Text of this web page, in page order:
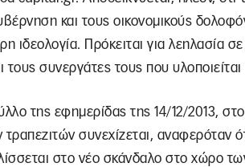
και τους οικονομικούς
ιδεολογία. Πρόκειται για λεηλασία
τους συνεργάτες τους που
της εφημερίδας της 14/12/2013,
συνεχίζεται, αναφερόταν
στο νέο σκάνδαλο στο χώρο